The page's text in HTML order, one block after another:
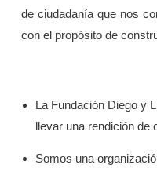
de ciudadanía que nos
con el propósito de
La Fundación Diego y
llevar una rendición de
Somos una